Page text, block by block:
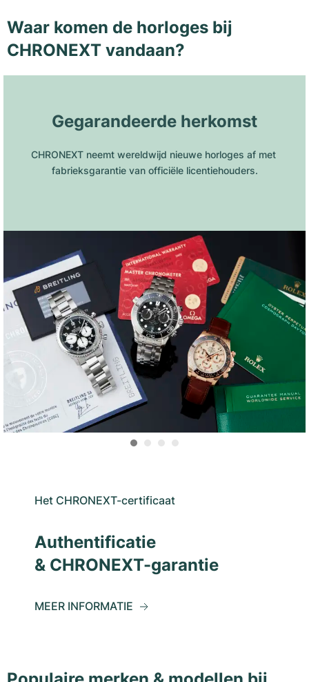
Waar komen de horloges bij
CHRONEXT vandaan?
Gegarandeerde herkomst
CHRONEXT neemt wereldwijd nieuwe horloges af met
fabrieksgarantie van officiële licentiehouders.
Het CHRONEXT-certificaat
Authentificatie
& CHRONEXT-garantie
MEER INFORMATIE